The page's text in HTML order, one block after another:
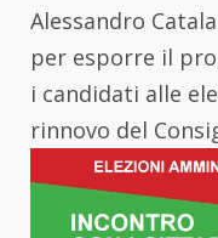
Alessandro
per esporre il
i candidati alle
rinnovo del